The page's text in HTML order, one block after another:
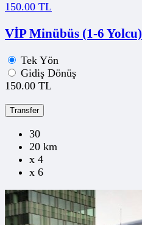
150.00 TL
VİP Minübüs (1-6 Yolcu)
Tek Yön
Gidiş Dönüş
150.00 TL
Transfer
30
20 km
x 4
x 6